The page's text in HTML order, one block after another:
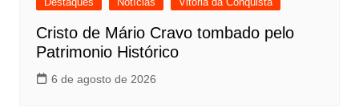
Cristo de Mário Cravo tombado pelo
Patrimonio Histórico
6 de agosto de 2026